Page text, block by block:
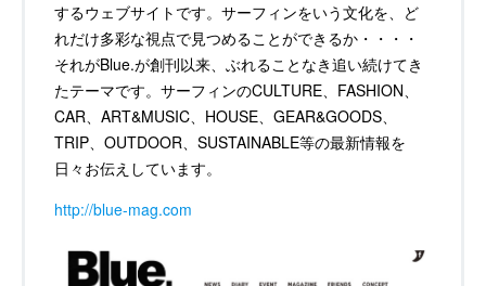
するウェブサイトです。サーフィンをいう文化を、ど
れだけ多彩な視点で見つめることができるか・・・・
それがBlue.が創刊以来、ぶれることなき追い続けてき
たテーマです。サーフィンのCULTURE、FASHION、
CAR、ART&MUSIC、HOUSE、GEAR&GOODS、
TRIP、OUTDOOR、SUSTAINABLE等の最新情報を
日々お伝えしています。
http://blue-mag.com